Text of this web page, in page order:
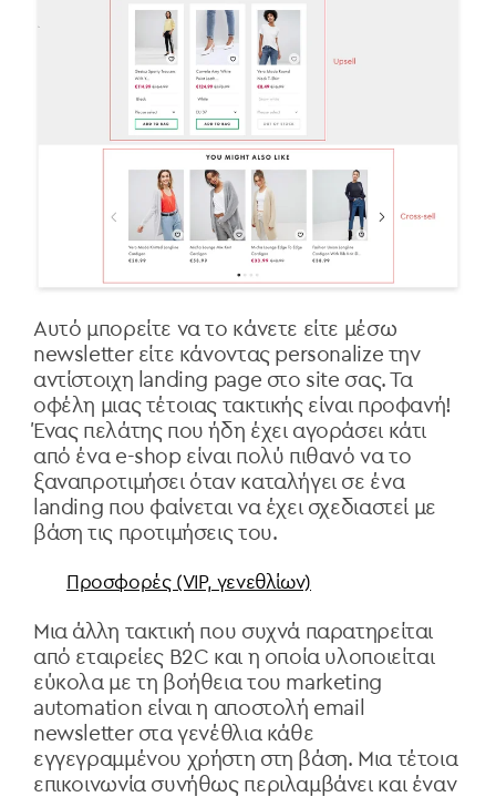
Αυτό μπορείτε να το κάνετε είτε μέσω
newsletter είτε κάνοντας personalize την
αντίστοιχη landing page στο site σας. Τα
οφέλη μιας τέτοιας τακτικής είναι προφανή!
Ένας πελάτης που ήδη έχει αγοράσει κάτι
από ένα e-shop είναι πολύ πιθανό να το
ξαναπροτιμήσει όταν καταλήγει σε ένα
landing που φαίνεται να έχει σχεδιαστεί με
βάση τις προτιμήσεις του.
Προσφορές (VIP, γενεθλίων)
Μια άλλη τακτική που συχνά παρατηρείται
από εταιρείες B2C και η οποία υλοποιείται
εύκολα με τη βοήθεια του marketing
automation είναι η αποστολή email
newsletter στα γενέθλια κάθε
εγγεγραμμένου χρήστη στη βάση. Μια τέτοια
επικοινωνία συνήθως περιλαμβάνει και έναν